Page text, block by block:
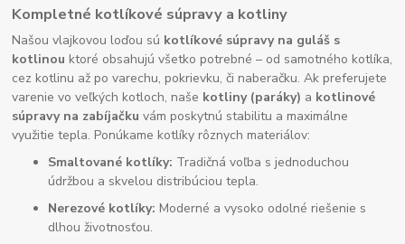
Kompletné kotlíkové súpravy a kotliny
Našou vlajkovou loďou sú kotlíkové súpravy na guláš s
kotlinou ktoré obsahujú všetko potrebné – od samotného kotlíka,
cez kotlinu až po varechu, pokrievku, či naberačku. Ak preferujete
varenie vo veľkých kotloch, naše kotliny (paráky) a kotlinové
súpravy na zabíjačku vám poskytnú stabilitu a maximálne
využitie tepla. Ponúkame kotlíky rôznych materiálov:
Smaltované kotlíky: Tradičná voľba s jednoduchou
údržbou a skvelou distribúciou tepla.
Nerezové kotlíky: Moderné a vysoko odolné riešenie s
dlhou životnosťou.